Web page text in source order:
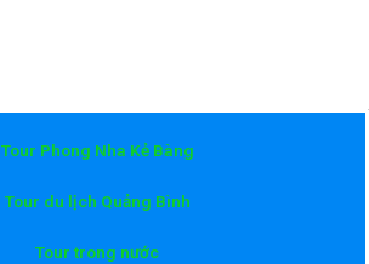
Tour Phong Nha Kẻ Bàng
Tour du lịch Quảng Bình
Tour trong nước